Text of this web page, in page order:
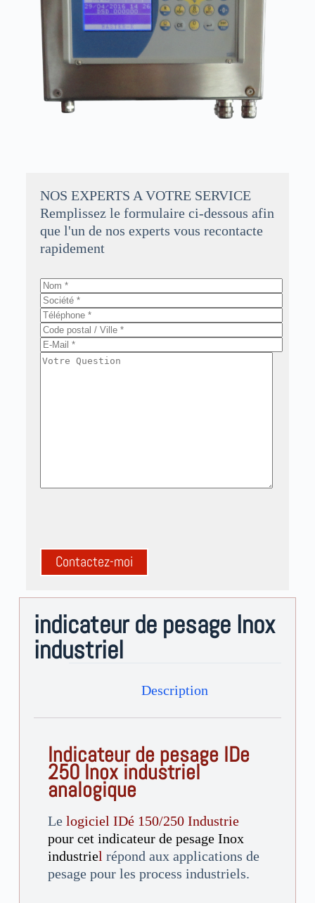
NOS EXPERTS A VOTRE SERVICE
Remplissez le formulaire ci-dessous afin
que l'un de nos experts vous recontacte
rapidement
l
t
e
indicateur de pesage Inox
industriel
Description
Indicateur de pesage IDe
250 Inox industriel
analogique
Le logiciel IDé 150/250 Industrie
pour cet indicateur de pesage Inox
industriel répond aux applications de
pesage pour les process industriels.